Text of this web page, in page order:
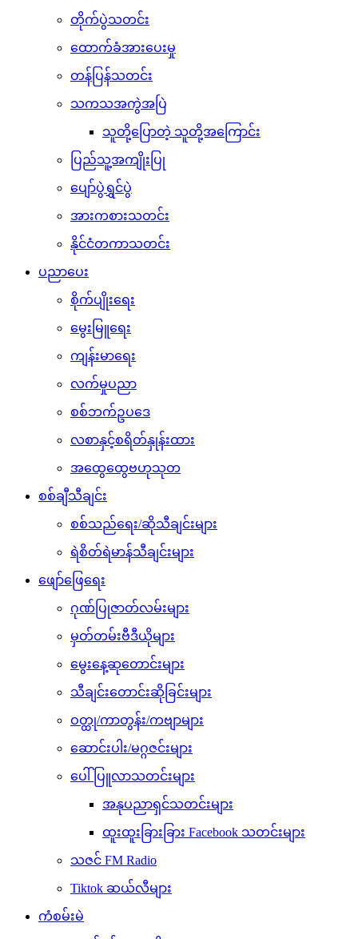
တိုက်ပွဲသတင်း
ထောက်ခံအားပေးမှု
တန်ပြန်သတင်း
သကသအကွဲအပြဲ
သူတို့ပြောတဲ့ သူတို့အကြောင်း
ပြည်သူ့အကျိုးပြု
ပျော်ပွဲရွှင်ပွဲ
အားကစားသတင်း
နိုင်ငံတကာသတင်း
ပညာပေး
စိုက်ပျိုးရေး
မွေးမြူရေး
ကျန်းမာရေး
လက်မှုပညာ
စစ်ဘက်ဥပဒေ
လစာနှင့်စရိတ်နှုန်းထား
အထွေထွေဗဟုသုတ
စစ်ချီသီချင်း
စစ်သည်ရေး/ဆိုသီချင်းများ
ရဲစိတ်ရဲမာန်သီချင်းများ
ဖျော်ဖြေရေး
ဂုဏ်ပြုဇာတ်လမ်းများ
မှတ်တမ်းဗီဒီယိုများ
မွေးနေ့ဆုတောင်းများ
သီချင်းတောင်းဆိုခြင်းများ
ဝတ္ထု/ကာတွန်း/ကဗျာများ
ဆောင်းပါး/မဂ္ဂဇင်းများ
ပေါ်ပြူလာသတင်းများ
အနုပညာရှင်သတင်းများ
ထူးထူးခြားခြား Facebook သတင်းများ
သဇင် FM Radio
Tiktok ဆယ်လီများ
ကံစမ်းမဲ